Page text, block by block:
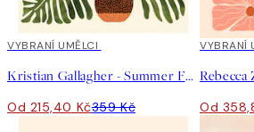
40%*
VYBRANÍ UMĚLCI
Kristian Gallagher - Summer Fern Plakát
Od 215,40 Kč359 Kč
40%*
VYBRANÍ
Od